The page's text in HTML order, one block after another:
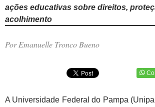
ações educativas sobre direitos,
acolhimento
Por Emanuelle Tronco Bueno
A Universidade Federal do Pampa